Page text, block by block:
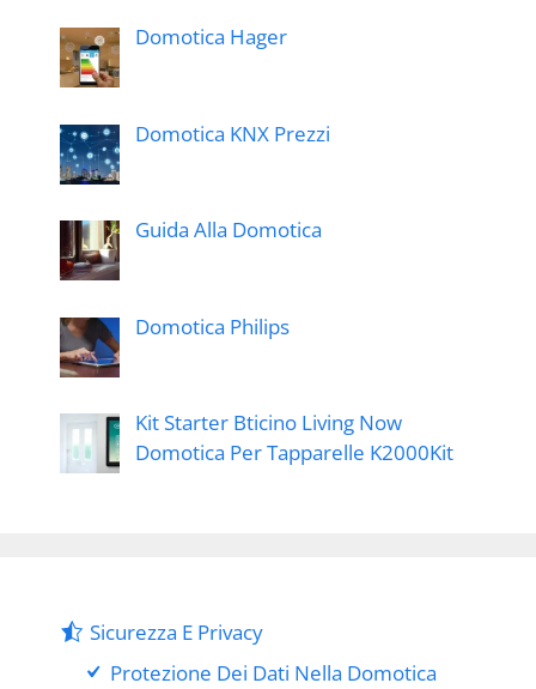
Domotica Hager
Domotica KNX Prezzi
Guida Alla Domotica
Domotica Philips
Kit Starter Bticino Living Now
Domotica Per Tapparelle K2000Kit
Sicurezza E Privacy
Protezione Dei Dati Nella Domotica